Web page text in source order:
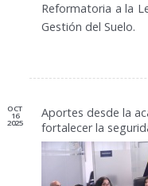
Reformatoria a la
Gestión del Suelo.
OCT
16
2025
Aportes desde la
fortalecer la